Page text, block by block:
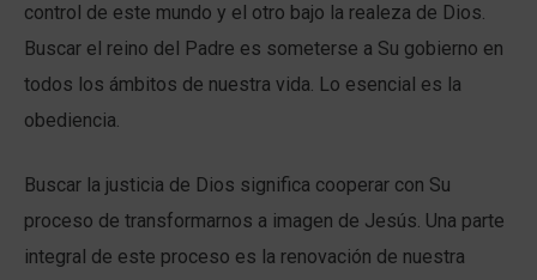
control de este mundo y el otro bajo la realeza de Dios.
Buscar el reino del Padre es someterse a Su gobierno en
todos los ámbitos de nuestra vida. Lo esencial es la
obediencia.
Buscar la justicia de Dios significa cooperar con Su
proceso de transformarnos a imagen de Jesús. Una parte
integral de este proceso es la renovación de nuestra